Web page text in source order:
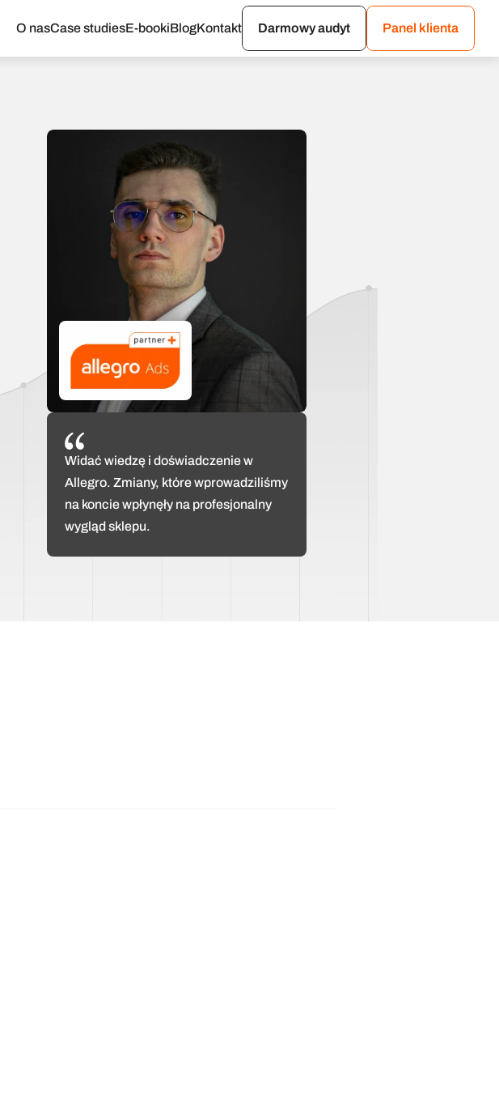
O nasCase studiesE-bookiBlogKontakt Darmowy audyt Panel klienta
Widać wiedzę i doświadczenie w
Allegro. Zmiany, które wprowadziliśmy
na koncie wpłynęły na profesjonalny
wygląd sklepu.